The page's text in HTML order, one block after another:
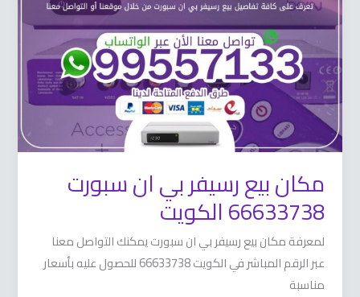
مكان بيع رسيفر بي ان سبورت
66633738 الكويت
لمعرفة مكان بيع رسيفر بي ان سبورت يمكنك التواصل معنا
عبر الرقم المباشر في الكويت 66633738 للحصول عليه بأسعار
مناسبة
بي
ان
سبورت
66633738
الكويت